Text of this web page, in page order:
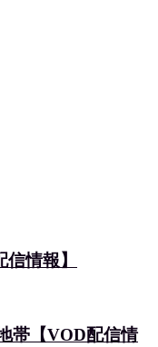
情報】
帯【VOD配信情